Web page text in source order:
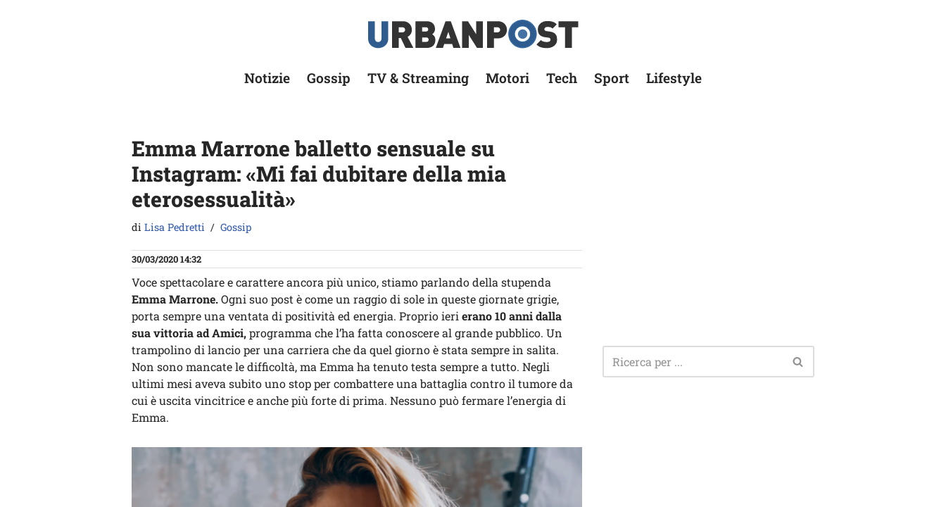
Notizie Gossip TV & Streaming Motori Tech Sport Lifestyle
Emma Marrone balletto sensuale su
Instagram: «Mi fai dubitare della mia
eterosessualità»
di Lisa Pedretti Gossip
30/03/2020 14:32
Voce spettacolare e carattere ancora più unico, stiamo parlando della stupenda
Emma Marrone.Ogni suo post è come un raggio di sole in queste giornate grigie,
porta sempre una ventata di positività ed energia. Proprio ieri erano 10 anni dalla
sua vittoria ad Amici,programma che l’ha fatta conoscere al grande pubblico. Un
trampolino di lancio per una carriera che da quel giorno è stata sempre in salita.
Non sono mancate le difficoltà, ma Emma ha tenuto testa sempre a tutto. Negli
ultimi mesi aveva subito uno stop per combattere una battaglia contro il tumore da
cui è uscita vincitrice e anche più forte di prima. Nessuno può fermare l’energia di
Emma.